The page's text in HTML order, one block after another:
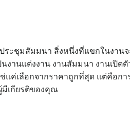
ระชุมสัมมนา สิ่งหนึ่งที่แขกในงา
านแต่งงาน งานสัมมนา งานเปิด
ค่เลือกจากราคาถูกที่สุด แต่คือ
มีเกียรติของคุณ